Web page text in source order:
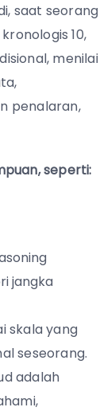
saat seorang
10,
menilai
penalaran,
seperti:
jangka
skala yang
seseorang.
adalah